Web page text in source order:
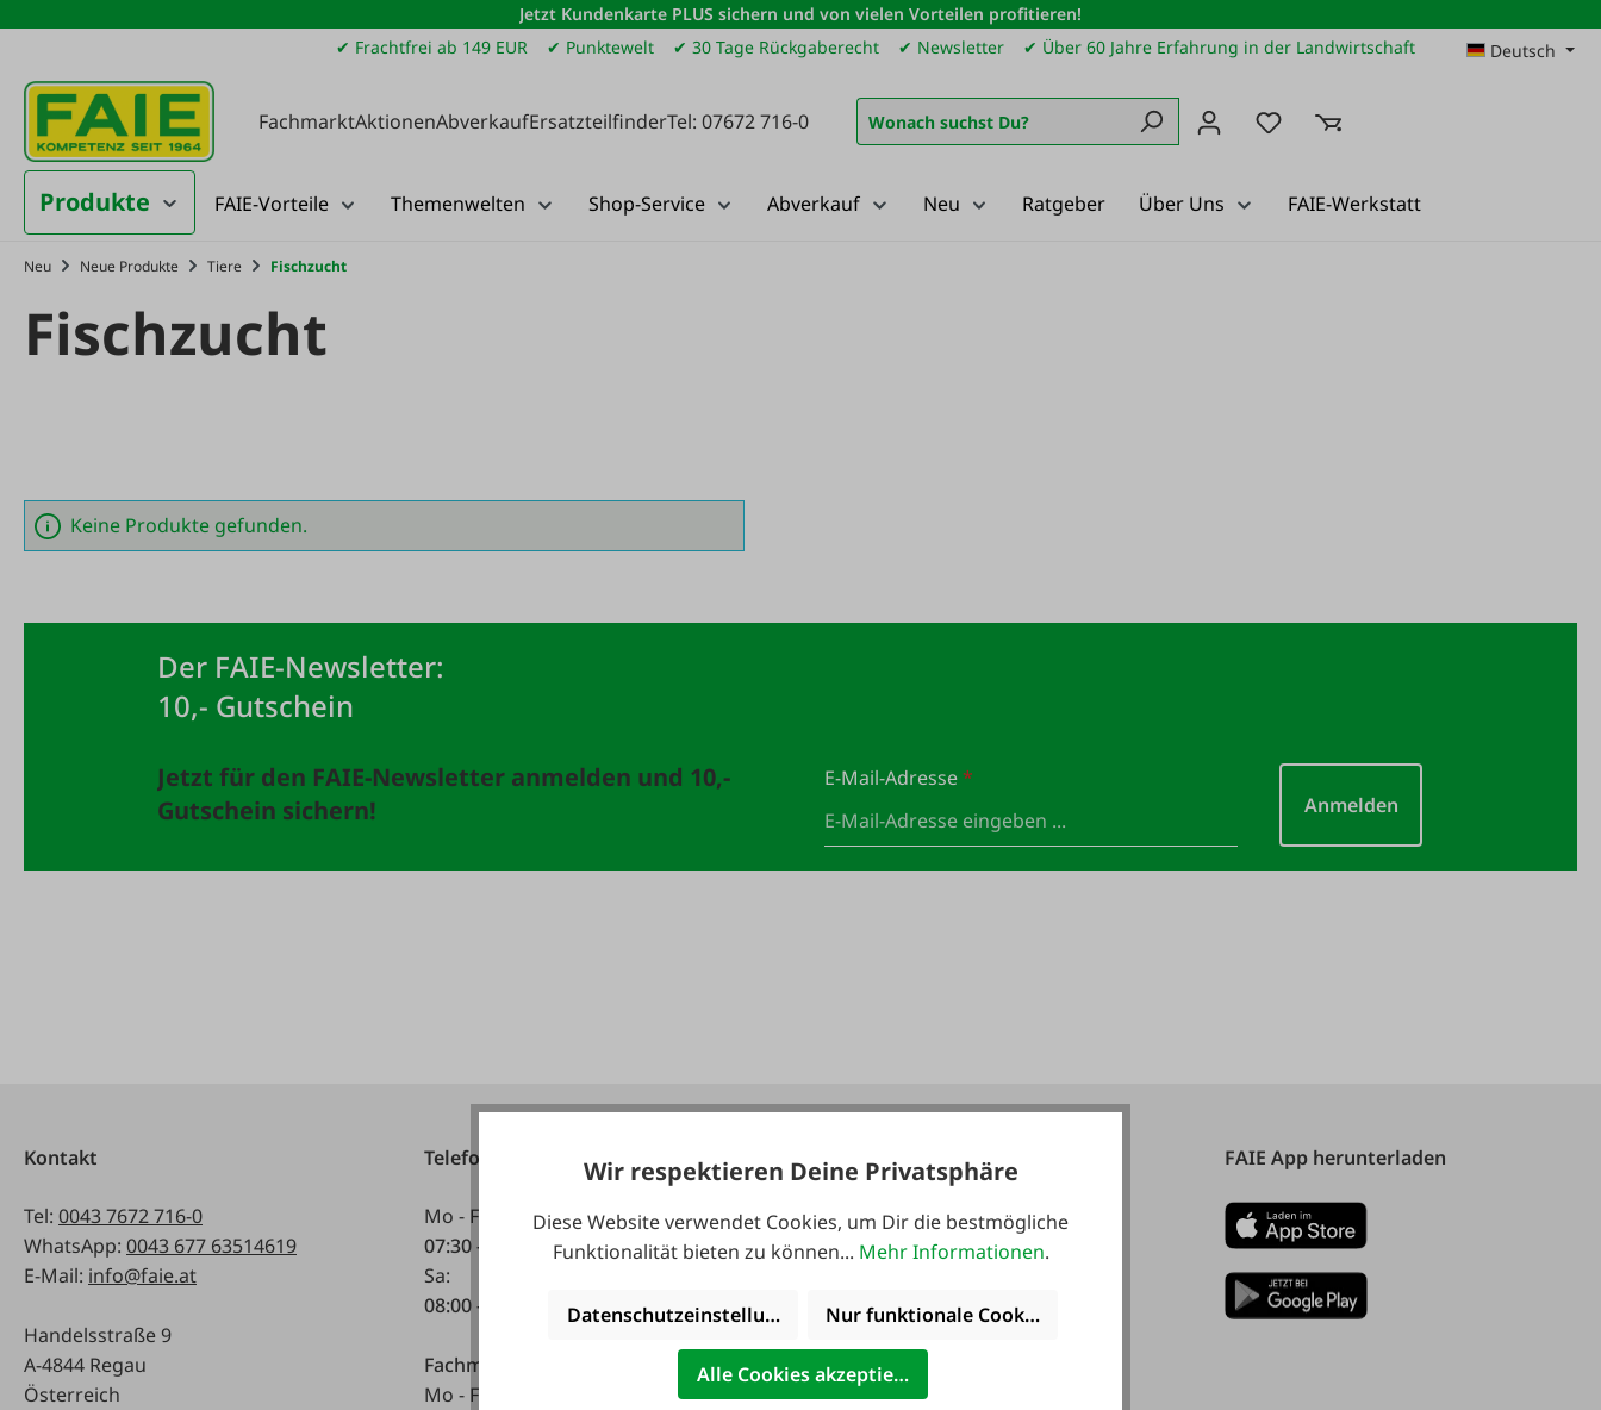
Hauptinhalt springen
Zur Suche springen
Zur Hauptnavigation springen
Jetzt Kundenkarte PLUS sichern und von vielen Vorteilen profitieren!
✔ Frachtfrei ab 149 EUR
✔ Punktewelt ✔ 30 Tage Rückgaberecht ✔ Newsletter ✔ Über 60 Jahre Erfahrung in der Landwirtschaft Deutsch
FachmarktAktionenAbverkaufErsatzteilfinderTel: 07672 716-0 Du hast 0 Produkte auf dem
Produkte FAIE-Vorteile Themenwelten Shop-Service Abverkauf Neu Ratgeber Über Uns FAIE-Werkstatt
Neu Neue Produkte Tiere Fischzucht
Fischzucht
Keine Produkte gefunden.
Der FAIE-Newsletter:
10,- Gutschein
Jetzt für den FAIE-Newsletter anmelden und 10,-
Gutschein sichern!
E-Mail-Adresse*
Anmelden
Kontakt
Tel: 0043 7672 716-0
WhatsApp: 0043 677 63514619
E-Mail: info@faie.at
Handelsstraße 9
A-4844 Regau
Österreich
Telefonisch erreichbar:
Mo - Fr:
07:30 - 17.00 Uhr
Sa:
08:00 - 12:00 Uhr
Fachmarkt
Mo - Fr:
Kataloge FAIE App herunterladen
Wir respektieren Deine Privatsphäre
Diese Website verwendet Cookies, um Dir die bestmögliche
Funktionalität bieten zu können... Mehr Informationen.
Datenschutzeinstellungen Nur funktionale Cookies akzeptieren
Alle Cookies akzeptieren